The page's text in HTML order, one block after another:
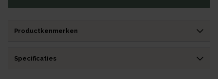
Productkenmerken
Specificaties